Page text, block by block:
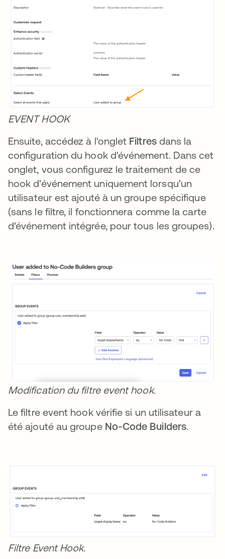
EVENT HOOK
Ensuite, accédez à l'onglet Filtresdans la
configuration du hook d'événement. Dans cet
onglet, vous configurez le traitement de ce
hook d'événement uniquement lorsqu'un
utilisateur est ajouté à un groupe spécifique
(sans le filtre, il fonctionnera comme la carte
d'événement intégrée, pour tous les groupes).
Modification du filtre event hook.
Le filtre event hook vérifie si un utilisateur a
été ajouté au groupe No-Code Builders.
Filtre Event Hook.